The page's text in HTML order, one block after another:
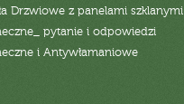
Drzwiowe z panelami szklanymi
pytanie i odpowiedzi
i Antywłamaniowe